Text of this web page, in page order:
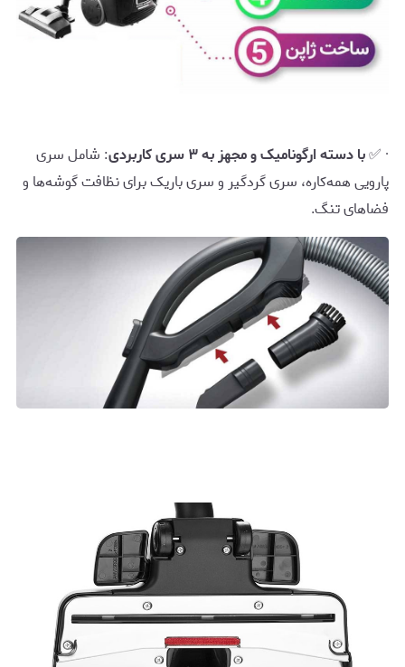
· ✅با دسته ارگونامیک و مجهز به ۳ سری کاربردی
: شامل سری
پارویی همه‌کاره، سری گردگیر و سری باریک برای نظافت گوشه‌ها و
فضاهای تنگ.